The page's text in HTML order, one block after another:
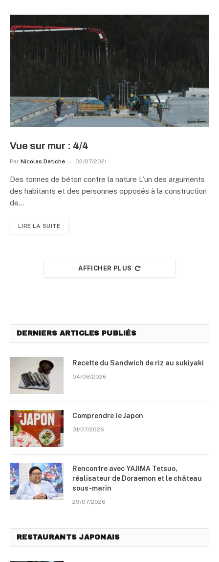
Vue sur mur : 4/4
Par Nicolas Datiche 02/07/2021
Des tonnes de béton contre la nature L’un des arguments
des habitants et des personnes opposés à la construction
de…
LIRE LA SUITE
AFFICHER PLUS
DERNIERS ARTICLES PUBLIÉS
Recette du Sandwich de riz au sukiyaki
04/08/2026
Comprendre le Japon
31/07/2026
Rencontre avec YAJIMA Tetsuo,
réalisateur de Doraemon et le château
sous-marin
29/07/2026
RESTAURANTS JAPONAIS